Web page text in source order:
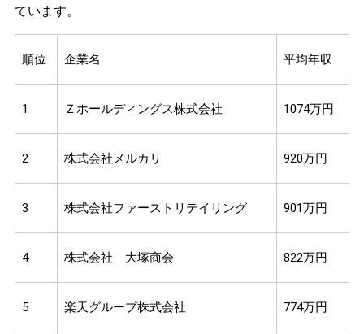
ています。
順位 企業名 平均年収
1 Ｚホールディングス株式会社 1074万円
2 株式会社メルカリ 920万円
3 株式会社ファーストリテイリング 901万円
4 株式会社 大塚商会 822万円
5 楽天グループ株式会社 774万円